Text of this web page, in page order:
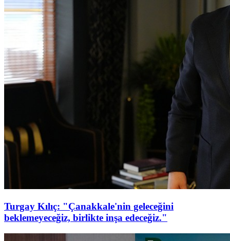
Turgay Kılıç: "Çanakkale'nin geleceğini
beklemeyeceğiz, birlikte inşa edeceğiz."